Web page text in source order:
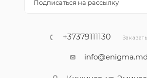
Подписаться на рассылку
+37379111130
info@enigma.md